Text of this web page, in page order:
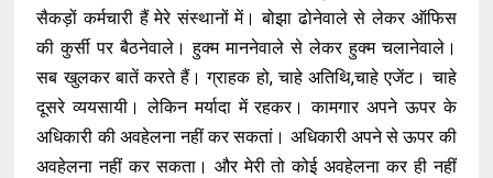
सैकड़ों कर्मचारी हैं मेरे संस्थानों में। बोझा ढोनेवाले से लेकर ऑफिस
की कुर्सी पर बैठनेवाले। हुक्म माननेवाले से लेकर हुक्म चलानेवाले।
सब खुलकर बातें करते हैं। ग्राहक हो, चाहे अतिथि,चाहे एजेंट। चाहे
दूसरे व्ययसायी। लेकिन मर्यादा में रहकर। कामगार अपने ऊपर के
अधिकारी की अवहेलना नहीं कर सकतां। अधिकारी अपने से ऊपर की
अवहेलना नहीं कर सकता। और मेरी तो कोई अवहेलना कर ही नहीं